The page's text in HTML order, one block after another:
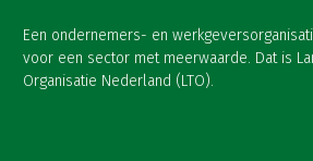
Een ondernemers- en
voor een sector met meerwaarde. Dat is
Organisatie Nederland (LTO).